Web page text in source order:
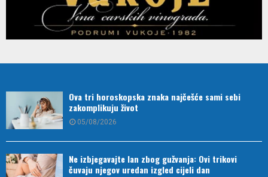
Ova tri horoskopska znaka najčešće sami sebi
zakomplikuju život
05/08/2026
Ne izbjegavajte lan zbog gužvanja: Ovi trikovi
čuvaju njegov uredan izgled cijeli dan